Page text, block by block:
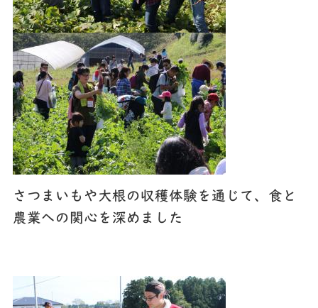
さつまいもや大根の収穫体験を通じて、食と
農業への関心を深めました